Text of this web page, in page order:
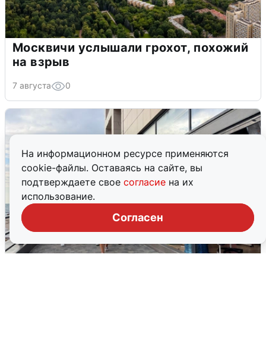
На информационном ресурсе применяются
cookie-файлы. Оставаясь на сайте, вы
подтверждаете свое согласие на их
использование.
Согласен
Москвичи услышали грохот, похожий
на взрыв
7 августа 0